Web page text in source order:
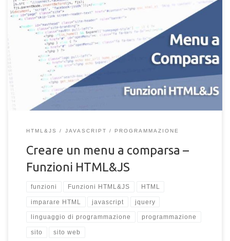
Come realizzare un menu a comparsa per il tuo sito da zero,
senza conoscere linguaggi di programmazione. Crea facilmente
un menu nascosto per la toolbar del tuo sito web con una
semplice funzione JQuery.
HTML&JS JAVASCRIPT PROGRAMMAZIONE
Creare un menu a comparsa –
Funzioni HTML&JS
funzioni Funzioni HTML&JS HTML
imparare HTML javascript jquery
linguaggio di programmazione programmazione
sito sito web